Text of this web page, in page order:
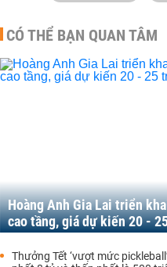
CÓ THỂ BẠN QUAN TÂM
Hoàng Anh Gia Lai triển
cao tầng, giá dự kiến 20 -
Thưởng Tết ‘vượt mức